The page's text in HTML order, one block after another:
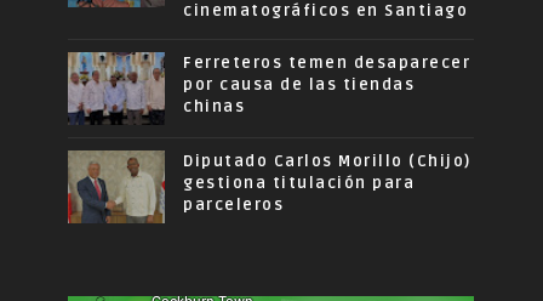
cinematográficos en Santiago
Ferreteros temen desaparecer
por causa de las tiendas
chinas
Diputado Carlos Morillo (Chijo)
gestiona titulación para
parceleros